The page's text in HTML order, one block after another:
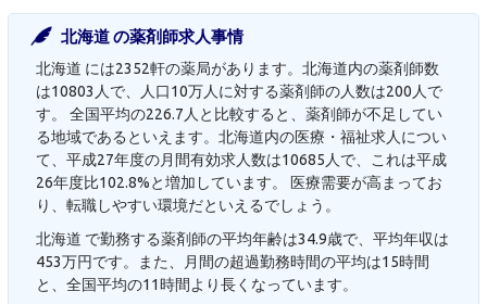
北海道 の薬剤師求人事情
北海道 には2352軒の薬局があります。北海道内の薬剤師数
は10803人で、人口10万人に対する薬剤師の人数は200人で
す。 全国平均の226.7人と比較すると、薬剤師が不足してい
る地域であるといえます。北海道内の医療・福祉求人につい
て、平成27年度の月間有効求人数は10685人で、これは平成
26年度比102.8%と増加しています。 医療需要が高まってお
り、転職しやすい環境だといえるでしょう。
北海道 で勤務する薬剤師の平均年齢は34.9歳で、平均年収は
453万円です。また、月間の超過勤務時間の平均は15時間
と、全国平均の11時間より長くなっています。